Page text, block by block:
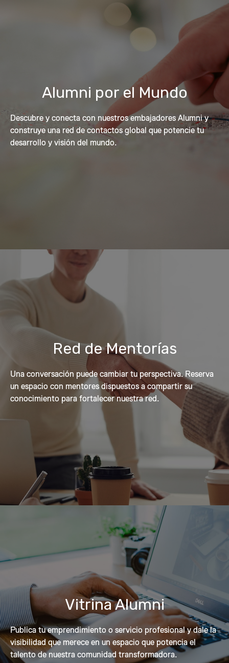
Alumni por el Mundo
Descubre y conecta con nuestros embajadores Alumni y
construye una red de contactos global que potencie tu
desarrollo y visión del mundo.
Red de Mentorías
Una conversación puede cambiar tu perspectiva. Reserva
un espacio con mentores dispuestos a compartir su
conocimiento para fortalecer nuestra red.
Vitrina Alumni
Publica tu emprendimiento o servicio profesional y dale la
visibilidad que merece en un espacio que potencia el
talento de nuestra comunidad transformadora.